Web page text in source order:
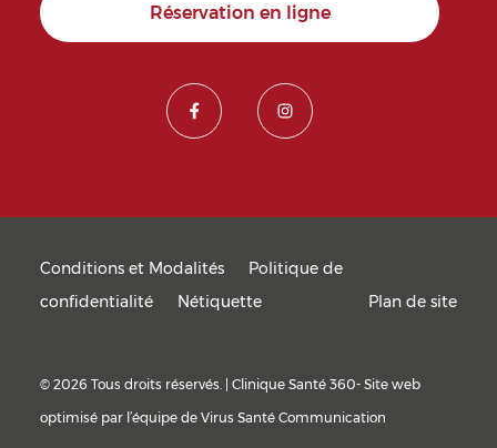
Réservation en ligne
Conditions et Modalités
Politique de
confidentialité
Nétiquette Plan de site
© 2026 Tous droits réservés. | Clinique Santé 360- Site web
optimisé par l’équipe de Virus Santé Communication